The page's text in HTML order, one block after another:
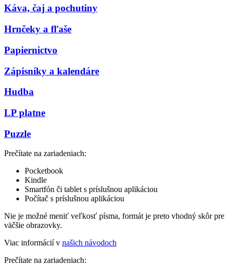
Káva, čaj a pochutiny
Hrnčeky a fľaše
Papiernictvo
Zápisníky a kalendáre
Hudba
LP platne
Puzzle
Prečítate na zariadeniach:
Pocketbook
Kindle
Smartfón či tablet s príslušnou aplikáciou
Počítač s príslušnou aplikáciou
Nie je možné meniť veľkosť písma, formát je preto vhodný skôr pre
väčšie obrazovky.
Viac informácií v našich návodoch
Prečítate na zariadeniach: